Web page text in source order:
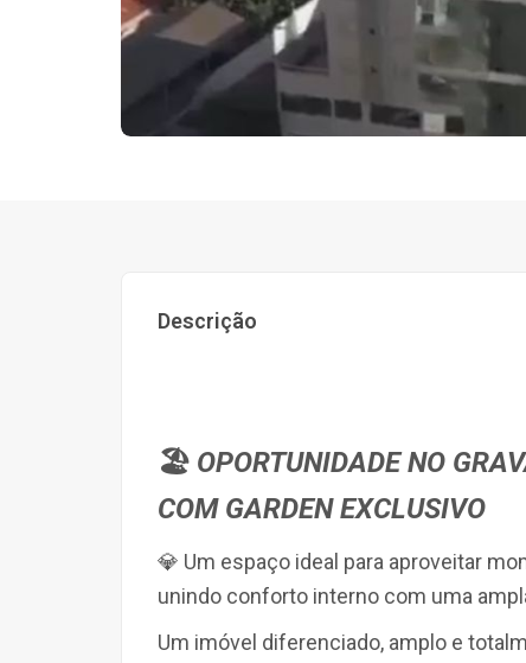
Descrição
🏖️ OPORTUNIDADE NO
COM GARDEN EXCLUSIVO
💎 Um espaço ideal para aproveitar
unindo conforto interno com uma
Um imóvel diferenciado, amplo e